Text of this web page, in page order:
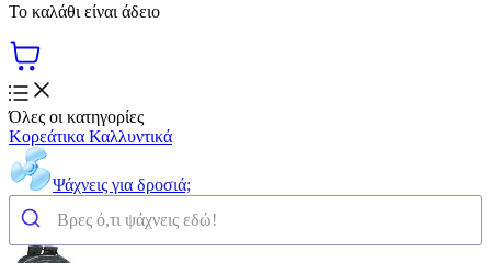
Το καλάθι είναι άδειο
Όλες οι κατηγορίες
Κορεάτικα Καλλυντικά
Ψάχνεις για δροσιά;